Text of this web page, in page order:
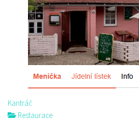
Kantráč
Restaurace